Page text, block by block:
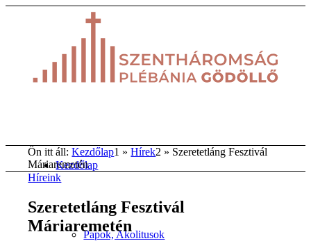
Kezdőlap
Papok, Akolitusok
Ön itt áll: Kezdőlap1 »Hírek2 » Szeretetláng Fesztivál
Máriaremetén
Híreink
Szeretetláng Fesztivál
Máriaremetén